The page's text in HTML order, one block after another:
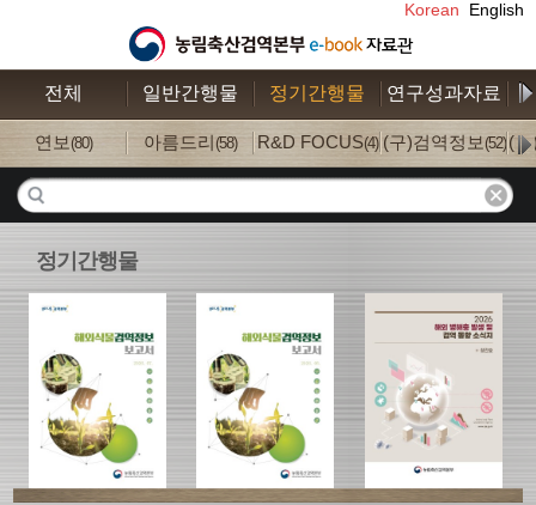
Korean English
전체 일반간행물 정기간행물 연구성과자료
연보(80) 아름드리(58) R&D FOCUS(4) (구)검역정보 (52) (
정기간행물